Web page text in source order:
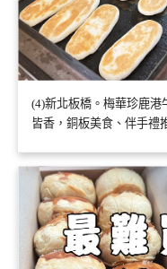
(4)新北板橋。梅華珍鹿港
皆香，銅板美食、伴手禮